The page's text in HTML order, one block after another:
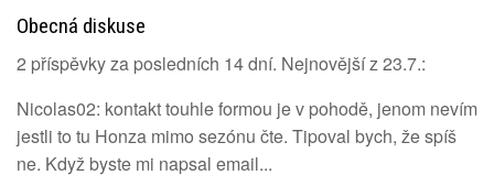
Obecná diskuse
2 příspěvky za posledních 14 dní. Nejnovější z 23.7.:
Nicolas02: kontakt touhle formou je v pohodě, jenom nevím
jestli to tu Honza mimo sezónu čte. Tipoval bych, že spíš
ne. Když byste mi napsal email...